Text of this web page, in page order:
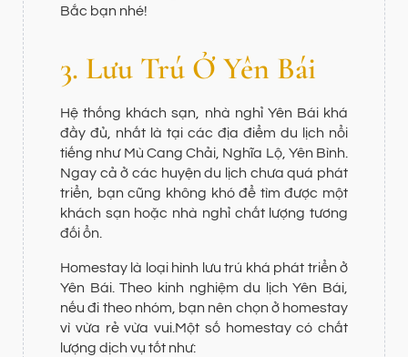
Bắc bạn nhé!
3. Lưu Trú Ở Yên Bái
Hệ thống khách sạn, nhà nghỉ Yên Bái khá
đầy đủ, nhất là tại các địa điểm du lịch nổi
tiếng như Mù Cang Chải, Nghĩa Lộ, Yên Bình.
Ngay cả ở các huyện du lịch chưa quá phát
triển, bạn cũng không khó để tìm được một
khách sạn hoặc nhà nghỉ chất lượng tương
đối ổn.
Homestay là loại hình lưu trú khá phát triển ở
Yên Bái. Theo kinh nghiệm du lịch Yên Bái,
nếu đi theo nhóm, bạn nên chọn ở homestay
vì vừa rẻ vừa vui.Một số homestay có chất
lượng dịch vụ tốt như: